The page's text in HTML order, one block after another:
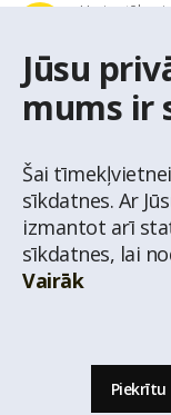
Jūsu
mums ir
Šai
sīkdatnes. Ar
izmantot arī
sīkdatnes, lai
Vairāk
Piekrītu
© Nekustamo īpašumu
Uzziņu tālrunis
E-pasta adrese